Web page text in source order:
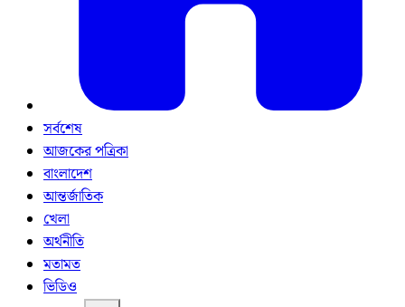
সর্বশেষ
আজকের পত্রিকা
বাংলাদেশ
আন্তর্জাতিক
খেলা
অর্থনীতি
মতামত
ভিডিও